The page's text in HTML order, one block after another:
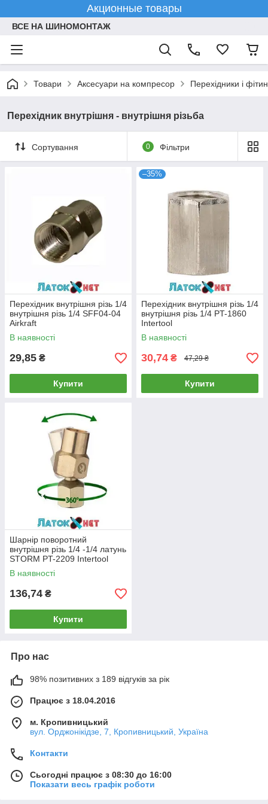
Акционные товары
ВСЕ НА ШИНОМОНТАЖ
Товари Аксесуари на компресор Перехідники і
Перехідник внутрішня - внутрішня різьба
Сортування 0 Фільтри
Перехідник внутрішня різь 1/4
внутрішня різь 1/4 SFF04-04
Airkraft
В наявності
29,85 ₴
Купити
–35%
Перехідник внутрішня різь 1/4
внутрішня різь 1/4 PT-1860
Intertool
В наявності
30,74 ₴ 47,29 ₴
Купити
Шарнір поворотний
внутрішня різь 1/4 -1/4 латунь
STORM PT-2209 Intertool
В наявності
136,74 ₴
Купити
Про нас
98% позитивних з 189 відгуків за рік
Працює з 18.04.2016
м. Кропивницький
вул. Орджонікідзе, 7, Кропивницький, Україна
Контакти
Сьогодні працює з 08:30 до 16:00
Показати весь графік роботи